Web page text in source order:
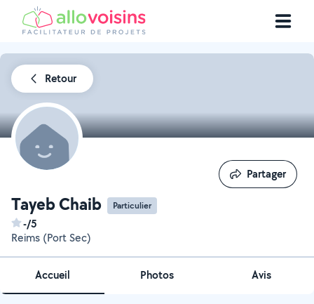
Retour
Tayeb Chaib Particulier
-/5
Reims (Port Sec)
Partager
Partager
Accueil Photos Avis